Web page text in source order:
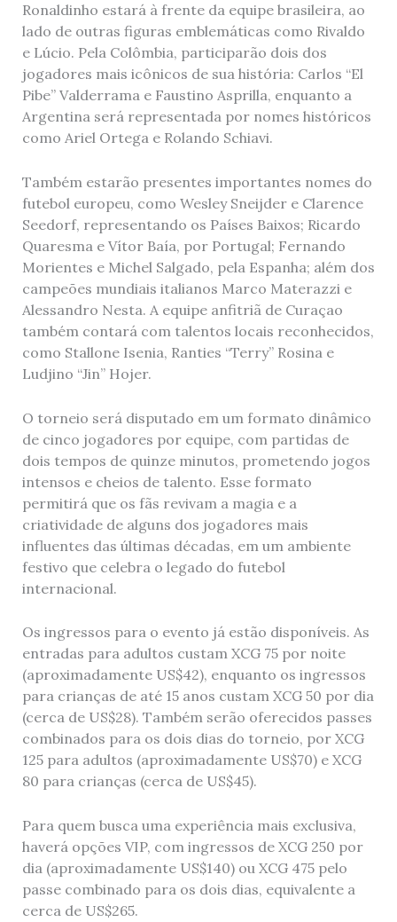
Ronaldinho estará à frente da equipe brasileira, ao
lado de outras figuras emblemáticas como Rivaldo
e Lúcio. Pela Colômbia, participarão dois dos
jogadores mais icônicos de sua história: Carlos “El
Pibe” Valderrama e Faustino Asprilla, enquanto a
Argentina será representada por nomes históricos
como Ariel Ortega e Rolando Schiavi.
Também estarão presentes importantes nomes do
futebol europeu, como Wesley Sneijder e Clarence
Seedorf, representando os Países Baixos; Ricardo
Quaresma e Vítor Baía, por Portugal; Fernando
Morientes e Michel Salgado, pela Espanha; além dos
campeões mundiais italianos Marco Materazzi e
Alessandro Nesta. A equipe anfitriã de Curaçao
também contará com talentos locais reconhecidos,
como Stallone Isenia, Ranties “Terry” Rosina e
Ludjino “Jin” Hojer.
O torneio será disputado em um formato dinâmico
de cinco jogadores por equipe, com partidas de
dois tempos de quinze minutos, prometendo jogos
intensos e cheios de talento. Esse formato
permitirá que os fãs revivam a magia e a
criatividade de alguns dos jogadores mais
influentes das últimas décadas, em um ambiente
festivo que celebra o legado do futebol
internacional.
Os ingressos para o evento já estão disponíveis. As
entradas para adultos custam XCG 75 por noite
(aproximadamente US$42), enquanto os ingressos
para crianças de até 15 anos custam XCG 50 por dia
(cerca de US$28). Também serão oferecidos passes
combinados para os dois dias do torneio, por XCG
125 para adultos (aproximadamente US$70) e XCG
80 para crianças (cerca de US$45).
Para quem busca uma experiência mais exclusiva,
haverá opções VIP, com ingressos de XCG 250 por
dia (aproximadamente US$140) ou XCG 475 pelo
passe combinado para os dois dias, equivalente a
cerca de US$265.